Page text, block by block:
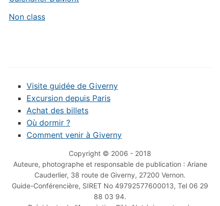
Non class
Visite guidée de Giverny
Excursion depuis Paris
Achat des billets
Où dormir ?
Comment venir à Giverny
Copyright © 2006 - 2018
Auteure, photographe et responsable de publication : Ariane
Cauderlier, 38 route de Giverny, 27200 Vernon.
Guide-Conférencière, SIRET No 49792577600013, Tel 06 29
88 03 94.